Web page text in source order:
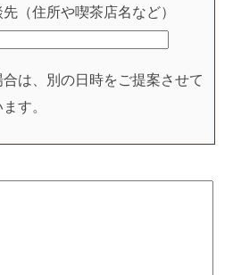
（住所や喫茶店名など）
は、別の日時をご提案させて
す。